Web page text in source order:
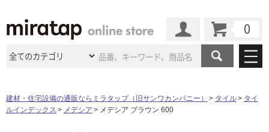
商品カテゴリ
施工事例
建材・住宅設備の通販ならミラタップ（旧サンワカンパニー） タイル
タイ
ルインデックス
メデシア メデシア ブラウン 600